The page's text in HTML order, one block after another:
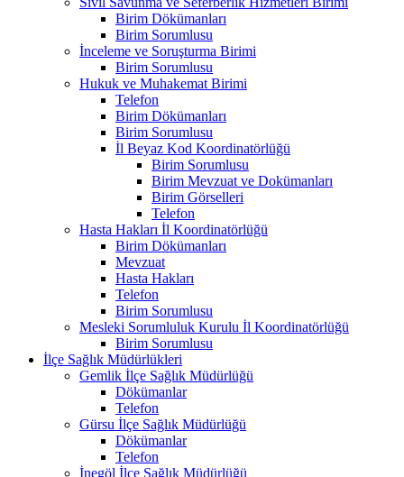
Birim Dökümanları
Birim Sorumlusu
İnceleme ve Soruşturma Birimi
Birim Sorumlusu
Hukuk ve Muhakemat Birimi
Telefon
Birim Dökümanları
Birim Sorumlusu
İl Beyaz Kod Koordinatörlüğü
Birim Sorumlusu
Birim Mevzuat ve Dokümanları
Birim Görselleri
Telefon
Hasta Hakları İl Koordinatörlüğü
Birim Dökümanları
Mevzuat
Hasta Hakları
Telefon
Birim Sorumlusu
Mesleki Sorumluluk Kurulu İl Koordinatörlüğü
Birim Sorumlusu
İlçe Sağlık Müdürlükleri
Gemlik İlçe Sağlık Müdürlüğü
Dökümanlar
Telefon
Gürsu İlçe Sağlık Müdürlüğü
Dökümanlar
Telefon
İnegöl İlçe Sağlık Müdürlüğü